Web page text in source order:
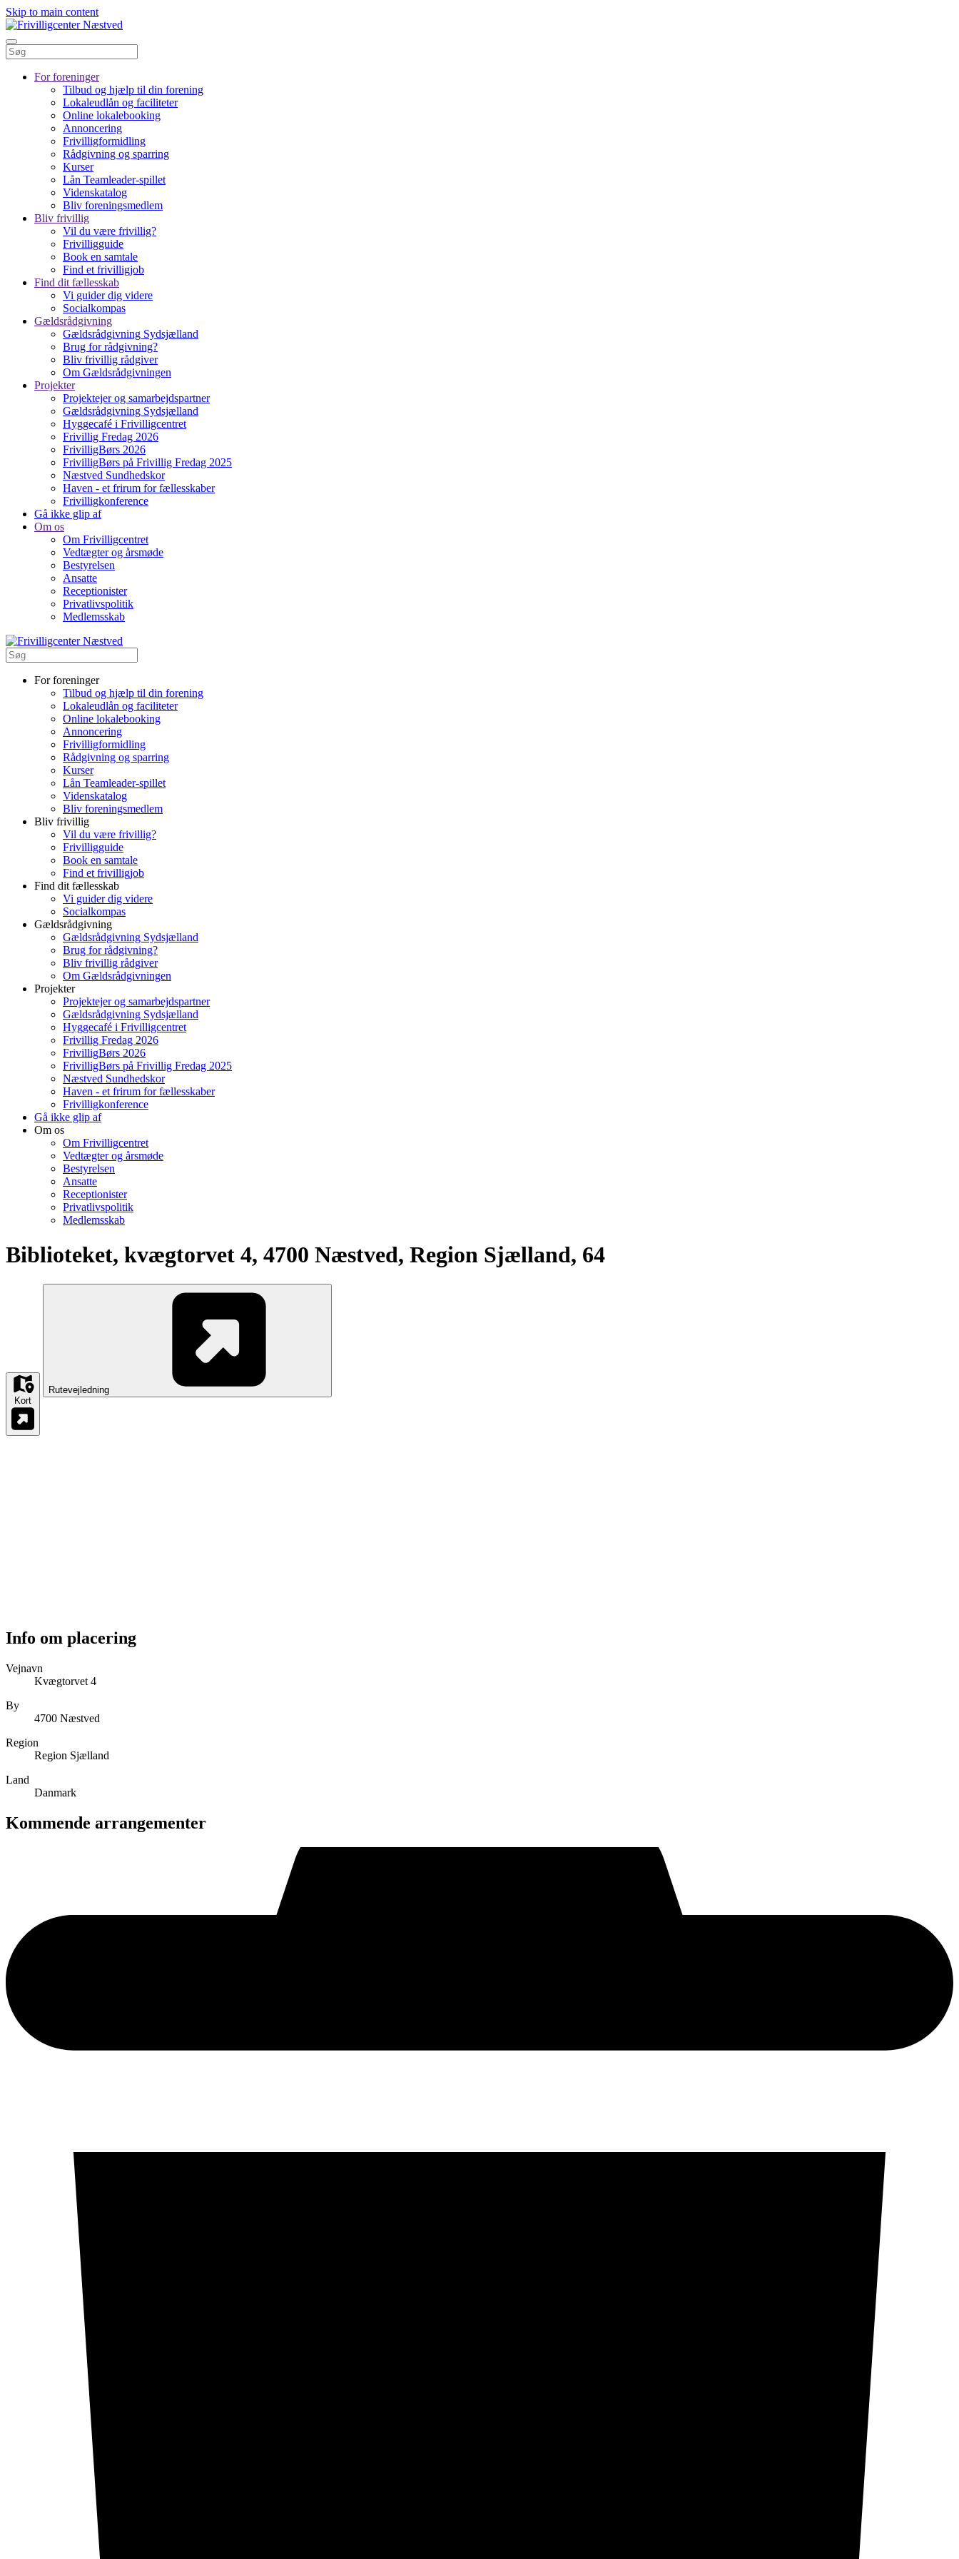
Skip to main content
For foreninger
Tilbud og hjælp til din forening
Lokaleudlån og faciliteter
Online lokalebooking
Annoncering
Frivilligformidling
Rådgivning og sparring
Kurser
Lån Teamleader-spillet
Videnskatalog
Bliv foreningsmedlem
Bliv frivillig
Vil du være frivillig?
Frivilligguide
Book en samtale
Find et frivilligjob
Find dit fællesskab
Vi guider dig videre
Socialkompas
Gældsrådgivning
Gældsrådgivning Sydsjælland
Brug for rådgivning?
Bliv frivillig rådgiver
Om Gældsrådgivningen
Projekter
Projektejer og samarbejdspartner
Gældsrådgivning Sydsjælland
Hyggecafé i Frivilligcentret
Frivillig Fredag 2026
FrivilligBørs 2026
FrivilligBørs på Frivillig Fredag 2025
Næstved Sundhedskor
Haven - et frirum for fællesskaber
Frivilligkonference
Gå ikke glip af
Om os
Om Frivilligcentret
Vedtægter og årsmøde
Bestyrelsen
Ansatte
Receptionister
Privatlivspolitik
Medlemsskab
For foreninger
Tilbud og hjælp til din forening
Lokaleudlån og faciliteter
Online lokalebooking
Annoncering
Frivilligformidling
Rådgivning og sparring
Kurser
Lån Teamleader-spillet
Videnskatalog
Bliv foreningsmedlem
Bliv frivillig
Vil du være frivillig?
Frivilligguide
Book en samtale
Find et frivilligjob
Find dit fællesskab
Vi guider dig videre
Socialkompas
Gældsrådgivning
Gældsrådgivning Sydsjælland
Brug for rådgivning?
Bliv frivillig rådgiver
Om Gældsrådgivningen
Projekter
Projektejer og samarbejdspartner
Gældsrådgivning Sydsjælland
Hyggecafé i Frivilligcentret
Frivillig Fredag 2026
FrivilligBørs 2026
FrivilligBørs på Frivillig Fredag 2025
Næstved Sundhedskor
Haven - et frirum for fællesskaber
Frivilligkonference
Gå ikke glip af
Om os
Om Frivilligcentret
Vedtægter og årsmøde
Bestyrelsen
Ansatte
Receptionister
Privatlivspolitik
Medlemsskab
Biblioteket, kvægtorvet 4, 4700 Næstved, Region Sjælland, 64
Kort
Rutevejledning
Info om placering
Vejnavn
Kvægtorvet 4
By
4700 Næstved
Region
Region Sjælland
Land
Danmark
Kommende arrangementer